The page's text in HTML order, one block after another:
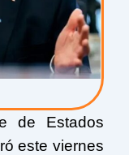
de Estados
este viernes